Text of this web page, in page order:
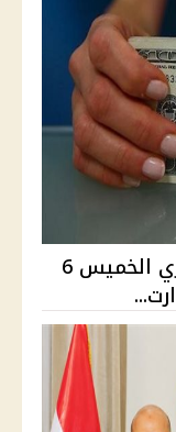
سعر الدولار مقابل الجنيه المصري الخميس 6